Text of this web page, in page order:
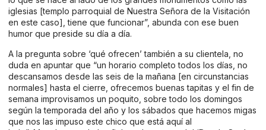
iglesias [templo parroquial de Nuestra Señora de la Visitación
en este caso], tiene que funcionar”, abunda con ese buen
humor que preside su día a día.
A la pregunta sobre ‘qué ofrecen’ también a su clientela, no
duda en apuntar que “un horario completo todos los días, no
descansamos desde las seis de la mañana [en circunstancias
normales] hasta el cierre, ofrecemos buenas tapitas y el fin de
semana improvisamos un poquito, sobre todo los domingos
según la temporada del año y los sábados que hacemos migas
que nos las impuso este chico que está aquí al